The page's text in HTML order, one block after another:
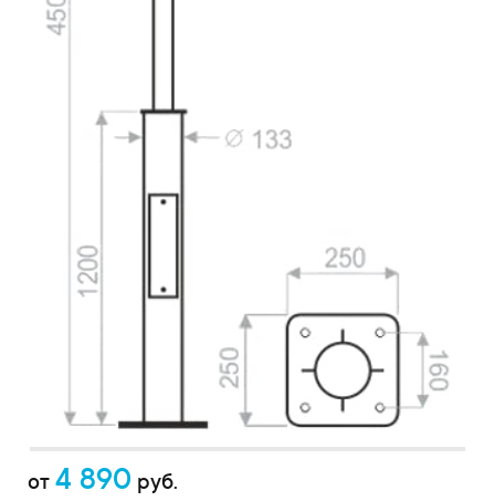
от 4 890 руб.